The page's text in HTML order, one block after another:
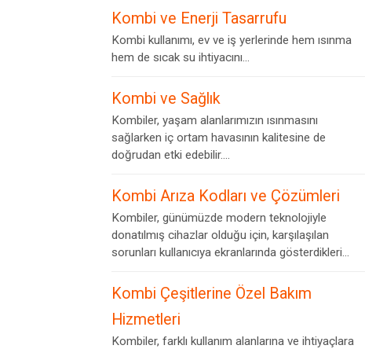
Kombi ve Enerji Tasarrufu
Kombi kullanımı, ev ve iş yerlerinde hem ısınma
hem de sıcak su ihtiyacını...
Kombi ve Sağlık
Kombiler, yaşam alanlarımızın ısınmasını
sağlarken iç ortam havasının kalitesine de
doğrudan etki edebilir....
Kombi Arıza Kodları ve Çözümleri
Kombiler, günümüzde modern teknolojiyle
donatılmış cihazlar olduğu için, karşılaşılan
sorunları kullanıcıya ekranlarında gösterdikleri...
Kombi Çeşitlerine Özel Bakım
Hizmetleri
Kombiler, farklı kullanım alanlarına ve ihtiyaçlara